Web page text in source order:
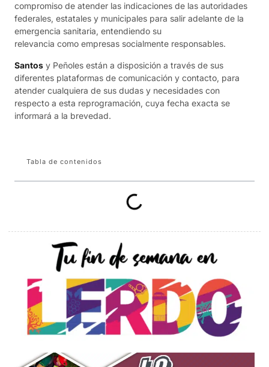
compromiso de atender las indicaciones de las autoridades
federales, estatales y municipales para salir adelante de la
emergencia sanitaria, entendiendo su
relevancia como empresas socialmente responsables.
Santos y Peñoles están a disposición a través de sus
diferentes plataformas de comunicación y contacto, para
atender cualquiera de sus dudas y necesidades con
respecto a esta reprogramación, cuya fecha exacta se
informará a la brevedad.
Tabla de contenidos